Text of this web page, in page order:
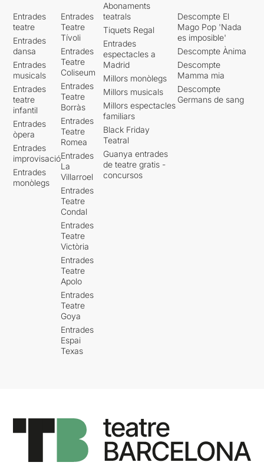
Entrades
teatre
Entrades
dansa
Entrades
musicals
Entrades
teatre
infantil
Entrades
òpera
Entrades
improvisació
Entrades
monòlegs
Entrades
Teatre
Tívoli
Entrades
Teatre
Coliseum
Entrades
Teatre
Borràs
Entrades
Teatre
Romea
Entrades
La
Villarroel
Entrades
Teatre
Condal
Entrades
Teatre
Victòria
Entrades
Teatre
Apolo
Entrades
Teatre
Goya
Entrades
Espai
Texas
Abonaments
teatrals
Tiquets Regal
Entrades
espectacles a
Madrid
Millors monòlegs
Millors musicals
Millors espectacles
familiars
Black Friday
Teatral
Guanya entrades
de teatre gratis -
concursos
Descompte El
Mago Pop 'Nada
es imposible'
Descompte Ànima
Descompte
Mamma mia
Descompte
Germans de sang